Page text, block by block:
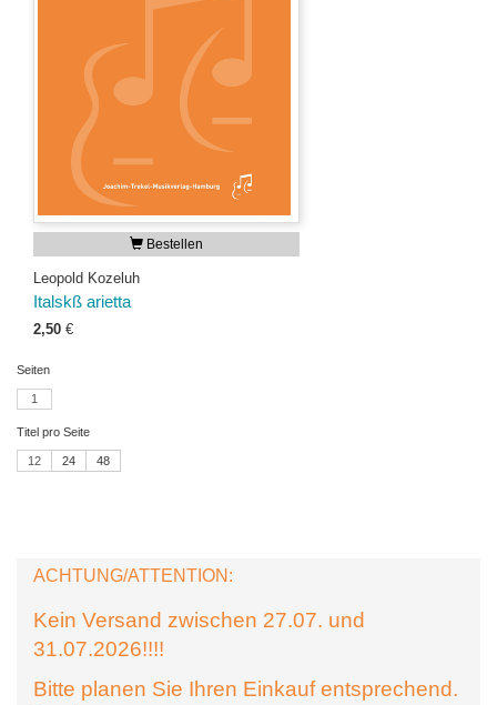
Bestellen
Leopold Kozeluh
Italskß arietta
2,50 €
Seiten
1
Titel pro Seite
12 24 48
ACHTUNG/ATTENTION:
Kein Versand zwischen 27.07. und
31.07.2026!!!!
Bitte planen Sie Ihren Einkauf entsprechend.